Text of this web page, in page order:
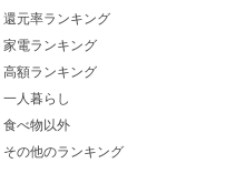
還元率ランキング
家電ランキング
高額ランキング
一人暮らし
食べ物以外
その他のランキング